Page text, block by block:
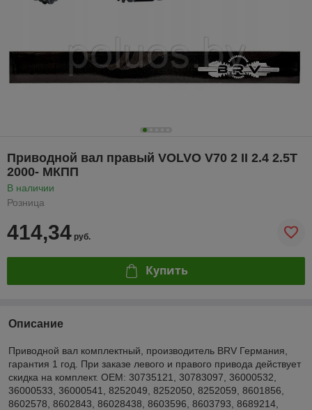
Приводной вал правый VOLVO V70 2 II 2.4 2.5T
2000- МКПП
В наличии
Розница
414,34 руб.
Купить
Описание
Приводной вал комплектный, производитель BRV Германия,
гарантия 1 год. При заказе левого и правого привода действует
скидка на комплект. OEM: 30735121, 30783097, 36000532,
36000533, 36000541, 8252049, 8252050, 8252059, 8601856,
8602578, 8602843, 86028438, 8603596, 8603793, 8689214,